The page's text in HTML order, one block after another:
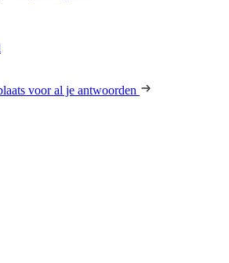
voor al je antwoorden